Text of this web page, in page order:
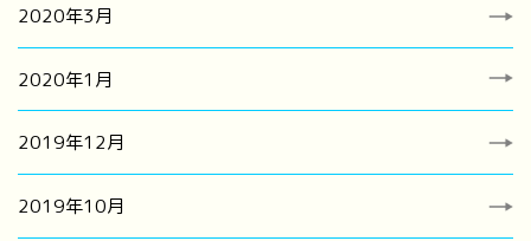
2020年3月
2020年1月
2019年12月
2019年10月